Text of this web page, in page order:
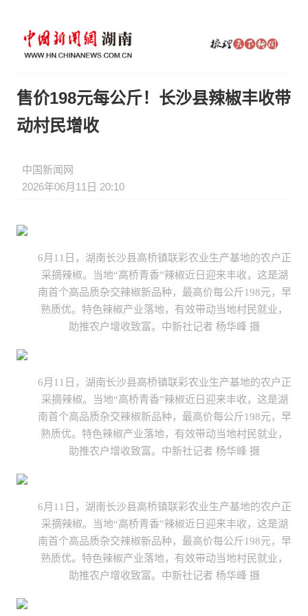
售价198元每公斤！长沙县辣椒丰收带
动村民增收
中国新闻网
2026年06月11日 20:10
6月11日，湖南长沙县高桥镇联彩农业生产基地的农户正
采摘辣椒。当地“高桥青香”辣椒近日迎来丰收，这是湖
南首个高品质杂交辣椒新品种，最高价每公斤198元，早
熟质优。特色辣椒产业落地，有效带动当地村民就业，
助推农户增收致富。中新社记者 杨华峰 摄
6月11日，湖南长沙县高桥镇联彩农业生产基地的农户正
采摘辣椒。当地“高桥青香”辣椒近日迎来丰收，这是湖
南首个高品质杂交辣椒新品种，最高价每公斤198元，早
熟质优。特色辣椒产业落地，有效带动当地村民就业，
助推农户增收致富。中新社记者 杨华峰 摄
6月11日，湖南长沙县高桥镇联彩农业生产基地的农户正
采摘辣椒。当地“高桥青香”辣椒近日迎来丰收，这是湖
南首个高品质杂交辣椒新品种，最高价每公斤198元，早
熟质优。特色辣椒产业落地，有效带动当地村民就业，
助推农户增收致富。中新社记者 杨华峰 摄